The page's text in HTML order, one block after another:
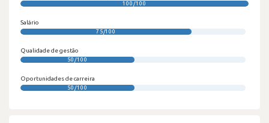
100/100
Salário
75/100
Qualidade de gestão
50/100
Oportunidades de carreira
50/100